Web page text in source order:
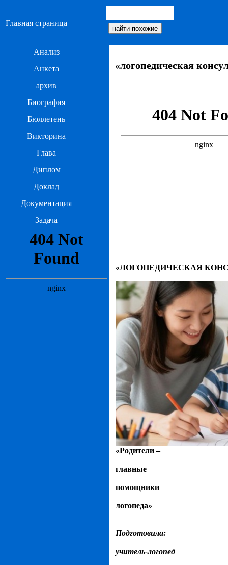
Главная страница
Анализ
Анкета
архив
Биография
Бюллетень
Викторина
Глава
Диплом
Доклад
Документация
Задача
«логопедическая
«ЛОГОПЕДИЧЕСКАЯ
«Родители –
главные
помощники
логопеда»
Подготовила:
учитель-логопед